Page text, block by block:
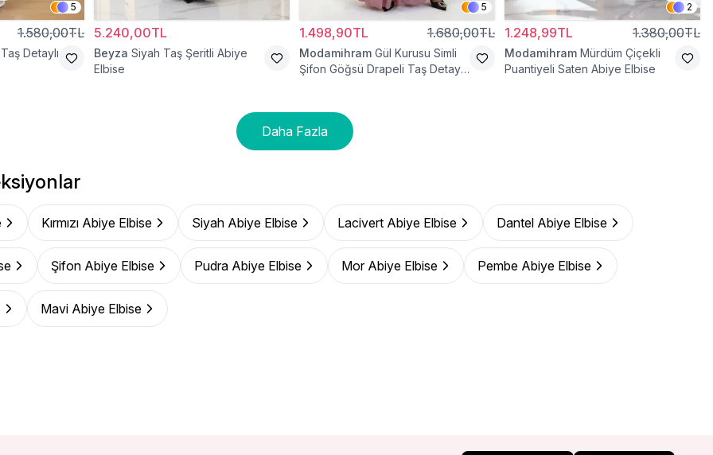
5
1.580,00TL
Detaylı
5.240,00TL
Beyza Siyah Taş Şeritli Abiye
Elbise
5
1.498,90TL 1.680,00TL
Modamihram Gül Kurusu Simli
Şifon Göğsü Drapeli Taş Detaylı
2
1.248,99TL 1.380,00TL
Modamihram Mürdüm Çiçekli
Puantiyeli Saten Abiye Elbise
Daha Fazla
Kırmızı Abiye Elbise Siyah Abiye Elbise Lacivert Abiye Elbise Dantel Abiye Elbise
Şifon Abiye Elbise Pudra Abiye Elbise Mor Abiye Elbise Pembe Abiye Elbise
Mavi Abiye Elbise